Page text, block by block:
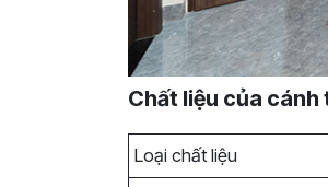
Chất liệu của cánh
Loại chất liệu